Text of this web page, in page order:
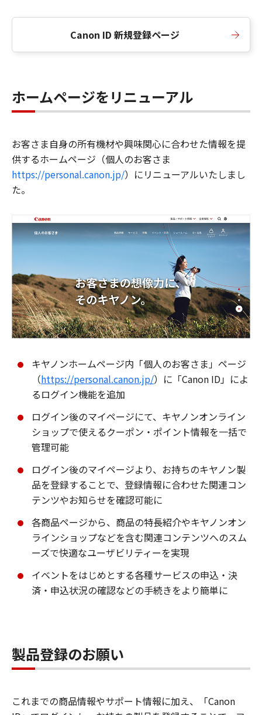
Canon ID 新規登録ページ
ホームページをリニューアル
お客さま自身の所有機材や興味関心に合わせた情報を提
供するホームページ（個人のお客さま
https://personal.canon.jp/）にリニューアルいたしまし
た。
キヤノンホームページ内「個人のお客さま」ページ
（https://personal.canon.jp/）に「Canon ID」によ
るログイン機能を追加
ログイン後のマイページにて、キヤノンオンライン
ショップで使えるクーポン・ポイント情報を一括で
管理可能
ログイン後のマイページより、お持ちのキヤノン製
品を登録することで、登録情報に合わせた関連コン
テンツやお知らせを確認可能に
各商品ページから、商品の特長紹介やキヤノンオン
ラインショップなどを含む関連コンテンツへのスム
ーズで快適なユーザビリティーを実現
イベントをはじめとする各種サービスの申込・決
済・申込状況の確認などの手続きをより簡単に
製品登録のお願い
これまでの商品情報やサポート情報に加え、「Canon